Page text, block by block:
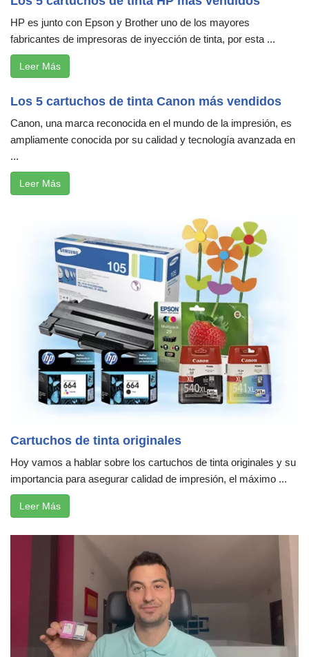
HP es junto con Epson y Brother uno de los mayores
fabricantes de impresoras de inyección de tinta, por esta ...
Leer Más
Los 5 cartuchos de tinta Canon más vendidos
Canon, una marca reconocida en el mundo de la impresión, es
ampliamente conocida por su calidad y tecnología avanzada en
...
Leer Más
Cartuchos de tinta originales
Hoy vamos a hablar sobre los cartuchos de tinta originales y su
importancia para asegurar calidad de impresión, el máximo ...
Leer Más